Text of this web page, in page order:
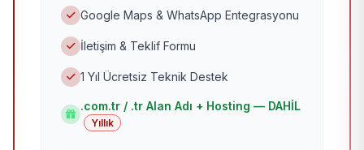
Google Maps & WhatsApp Entegrasyonu
İletişim & Teklif Formu
1 Yıl Ücretsiz Teknik Destek
.com.tr / .tr Alan Adı + Hosting — DAHİL
Yıllık